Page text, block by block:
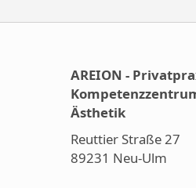
AREION -
Ästhetik
Reuttier Straße 27
89231 Neu-Ulm